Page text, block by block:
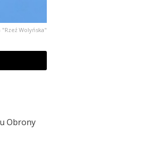
Wolyńska"
Obrony